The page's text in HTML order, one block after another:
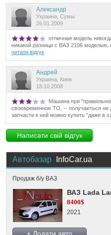
Александр
Украина, Сумы
26.01.2009
отличная модель
никакой разници с ВАЗ 2106 моделью,
читати відгук
Андрей
Украина, Киев
18.10.2008
Машина при
своевременное ТО, -- получаеться
запчасти к ней можно купить "даже в
Написати свій відгук
Автобазар InfoCar.ua
Продаж б/у ВАЗ
ВАЗ Lada
8400$
2021